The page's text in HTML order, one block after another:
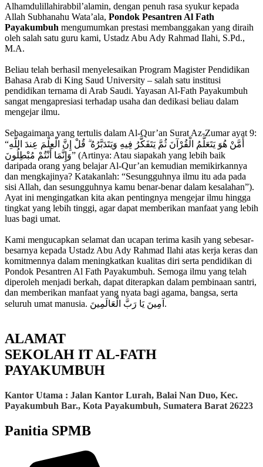
Alhamdulillahirabbil’alamin, dengan penuh rasa syukur kepada
Allah Subhanahu Wata’ala, Pondok Pesantren Al Fath
Payakumbuh mengumumkan prestasi membanggakan yang diraih
oleh salah satu guru kami, Ustadz Abu Ady Rahmad Ilahi, S.Pd.,
M.A.
Beliau telah berhasil menyelesaikan Program Magister Pendidikan
Bahasa Arab di King Saud University – salah satu institusi
pendidikan ternama di Arab Saudi. Yayasan Al-Fath Payakumbuh
sangat mengapresiasi terhadap usaha dan dedikasi beliau dalam
mengejar ilmu.
Sebagaimana yang tertulis dalam Al-Qur’an Surat Az-Zumar ayat 9:
“أَمَّنْ هُوَ يَتَعَلَّمُ الْقُرْآنَ ثُمَّ يَتَفَكَّرُ فِيهِ وَيَتَدَبَّرُهُ ۗ قُلْ إِنَّ الْعِلْمَ عِندَ اللَّهِ
وَإِنَّمَا أَنْتُمْ مُبْطِلُونَ” (Artinya: Atau siapakah yang lebih baik
daripada orang yang belajar Al-Qur’an kemudian memikirkannya
dan mengkajinya? Katakanlah: “Sesungguhnya ilmu itu ada pada
sisi Allah, dan sesungguhnya kamu benar-benar dalam kesalahan”).
Ayat ini mengingatkan kita akan pentingnya mengejar ilmu hingga
tingkat yang lebih tinggi, agar dapat memberikan manfaat yang lebih
luas bagi umat.
Kami mengucapkan selamat dan ucapan terima kasih yang sebesar-
besarnya kepada Ustadz Abu Ady Rahmad Ilahi atas kerja keras dan
komitmennya dalam meningkatkan kualitas diri serta pendidikan di
Pondok Pesantren Al Fath Payakumbuh. Semoga ilmu yang telah
diperoleh menjadi berkah, dapat diterapkan dalam pembinaan santri,
dan memberikan manfaat yang nyata bagi agama, bangsa, serta
seluruh umat manusia. آمِينَ يَا رَبَّ الْعَالَمِينَ.
ALAMAT
SEKOLAH IT AL-FATH
PAYAKUMBUH
Kantor Utama : Jalan Kantor Lurah, Balai Nan Duo, Kec.
Payakumbuh Bar., Kota Payakumbuh, Sumatera Barat 26223
Panitia SPMB